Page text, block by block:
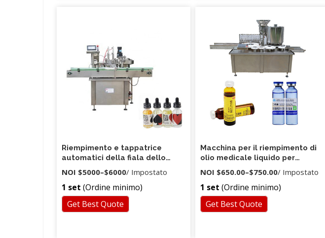
bene prima della spedizione.
Riempimento e tappatrice
automatici della fiala dello
spray nasale dello sciroppo
NOI $5000–$6000/ Impostato
1 set (Ordine minimo)
Get Best Quote
Macchina per il riempimento di
olio medicale liquido per
alimenti da 5 ml 10 ml
NOI $650.00–$750.00/ Impostato
1 set (Ordine minimo)
Get Best Quote